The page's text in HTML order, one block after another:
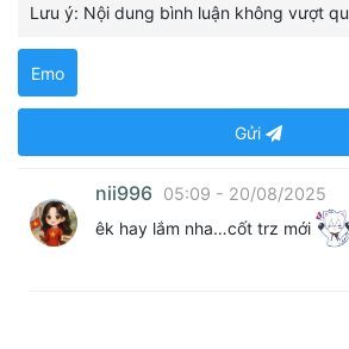
Lưu ý: Nội dung bình luận không vượt
Emo
Gửi
nii996 05:09 - 20/08/2025
êk hay lắm nha…cốt trz mới